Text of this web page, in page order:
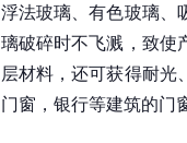
浮法玻璃、有色玻璃、
璃破碎时不飞溅，致使
层材料，还可获得耐光
门窗，银行等建筑的门